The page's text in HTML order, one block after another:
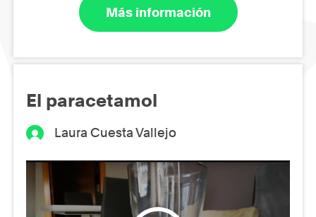
Más información
El paracetamol
Laura Cuesta Vallejo